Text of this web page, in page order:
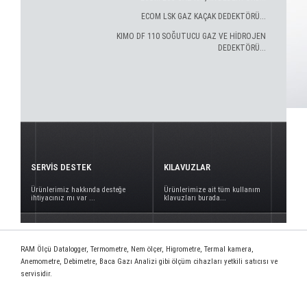
ECOM LSK GAZ KAÇAK DEDEKTÖRÜ...
KIMO DF 110 SOĞUTUCU GAZ VE HİDROJEN
DEDEKTÖRÜ...
SERVİS DESTEK
Ürünlerimiz hakkında desteğe
ihtiyacınız mı var ...
KILAVUZLAR
Ürünlerimize ait tüm kullanım
klavuzları burada...
RAM Ölçü Datalogger, Termometre, Nem ölçer, Higrometre, Termal kamera,
Anemometre, Debimetre, Baca Gazı Analizi gibi ölçüm cihazları yetkili satıcısı ve
servisidir.